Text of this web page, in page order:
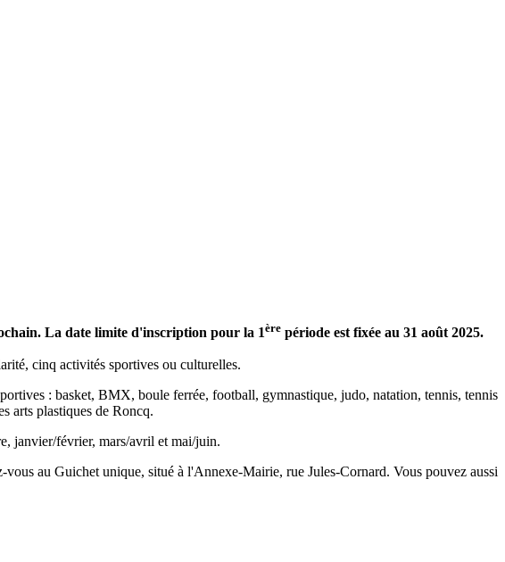
La date limite d'inscription pour la 1ère période est fixée au 31 août 2025.
cinq activités sportives ou culturelles.
: basket, BMX, boule ferrée, football, gymnastique, judo, natation, tennis, tennis
arts plastiques de Roncq.
janvier/février, mars/avril et mai/juin.
vous au Guichet unique, situé à l'Annexe-Mairie, rue Jules-Cornard. Vous pouvez aussi